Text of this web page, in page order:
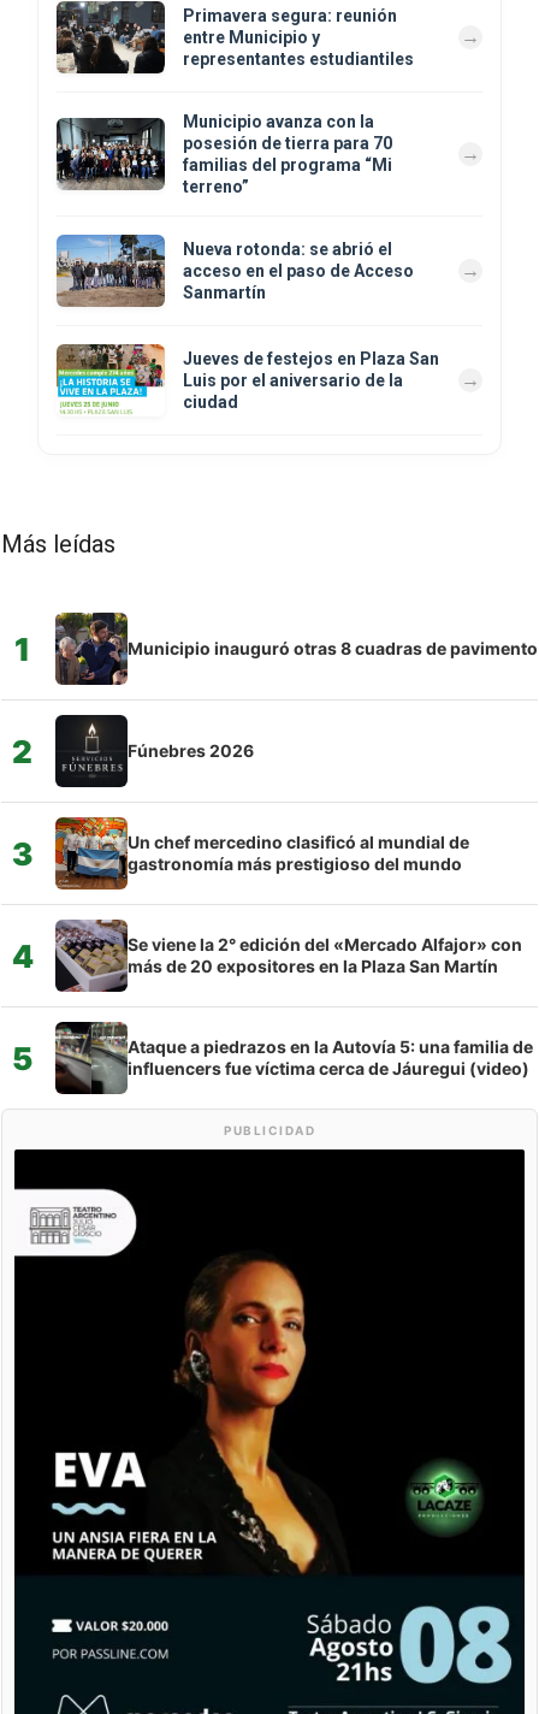
Primavera segura: reunión
entre Municipio y
representantes estudiantiles
Municipio avanza con la
posesión de tierra para 70
familias del programa “Mi
terreno”
Nueva rotonda: se abrió el
acceso en el paso de Acceso
Sanmartín
Jueves de festejos en Plaza San
Luis por el aniversario de la
ciudad
Más leídas
1 Municipio inauguró otras 8 cuadras de pavimento
2 Fúnebres 2026
3
Un chef mercedino clasificó al mundial de
gastronomía más prestigioso del mundo
4
Se viene la 2° edición del «Mercado Alfajor» con
más de 20 expositores en la Plaza San Martín
5
Ataque a piedrazos en la Autovía 5: una familia de
influencers fue víctima cerca de Jáuregui (video)
PUBLICIDAD